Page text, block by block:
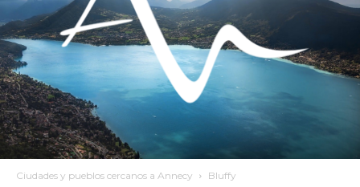
Ciudades y pueblos cercanos a Annecy Bluffy